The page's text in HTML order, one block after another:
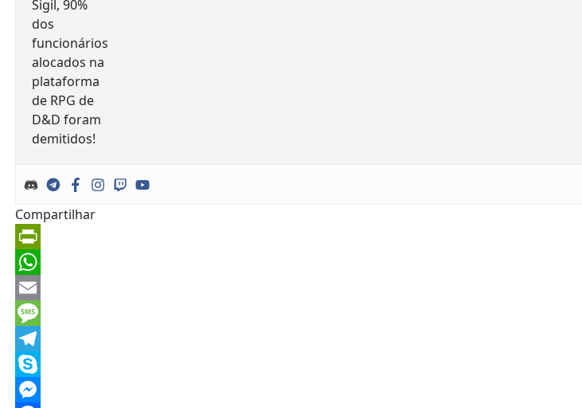
Compartilhar
PrintFriendly
WhatsApp
Email
Message
Telegram
Skype